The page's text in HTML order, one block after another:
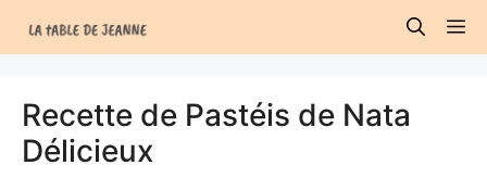
au
Recette de Pastéis de Nata
Délicieux